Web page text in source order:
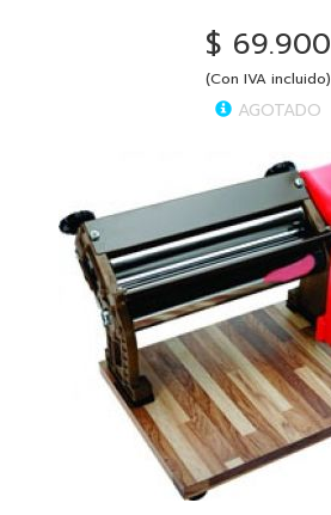
$ 69.900
(Con IVA incluido)
AGOTADO